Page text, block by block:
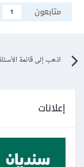
متابعون
1
اذهب إلى قائمة الأسئلة
إعلانات